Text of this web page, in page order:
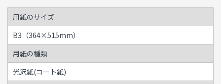
用紙のサイズ
B3（364×515mm）
用紙の種類
光沢紙(コート紙)